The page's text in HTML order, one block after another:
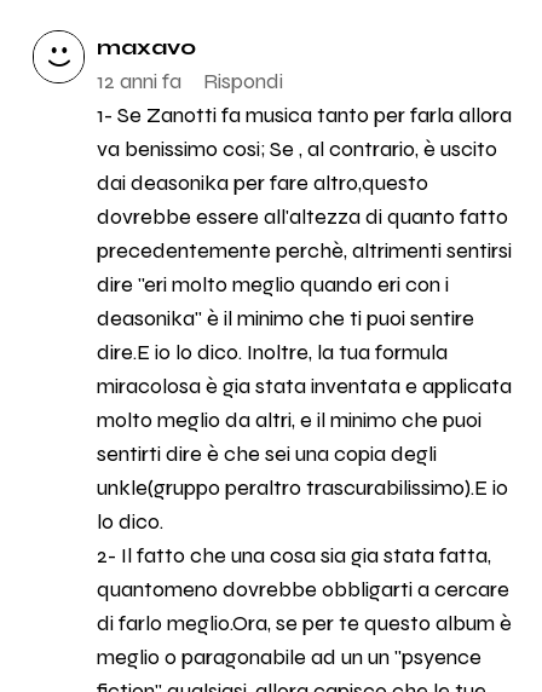
maxavo
12 anni fa
Rispondi
1- Se Zanotti fa musica tanto per farla allora
va benissimo cosi; Se , al contrario, è uscito
dai deasonika per fare altro,questo
dovrebbe essere all'altezza di quanto fatto
precedentemente perchè, altrimenti sentirsi
dire "eri molto meglio quando eri con i
deasonika" è il minimo che ti puoi sentire
dire.E io lo dico. Inoltre, la tua formula
miracolosa è gia stata inventata e applicata
molto meglio da altri, e il minimo che puoi
sentirti dire è che sei una copia degli
unkle(gruppo peraltro trascurabilissimo).E io
lo dico.
2- Il fatto che una cosa sia gia stata fatta,
quantomeno dovrebbe obbligarti a cercare
di farlo meglio.Ora, se per te questo album è
meglio o paragonabile ad un un "psyence